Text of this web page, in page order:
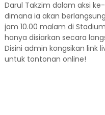
Darul Takzim dalam aksi ke-
dimana ia akan
jam 10.00 malam di
hanya disiarkan secara
Disini admin kongsikan link
untuk tontonan online!